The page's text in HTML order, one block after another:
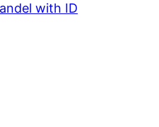
with ID